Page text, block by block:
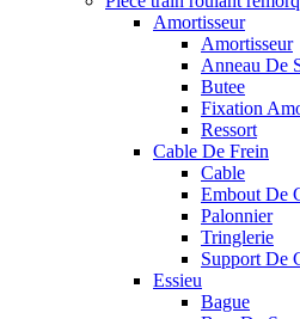
Amortisseur
Amortisseur
Anneau De
Butee
Fixation
Ressort
Cable De Frein
Cable
Embout De
Palonnier
Tringlerie
Support De
Essieu
Bague